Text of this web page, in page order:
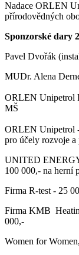
Nadace ORLEN
přírodovědných
Sponzorské dary
Pavel Dvořák
MUDr. Alena
ORLEN Unipetrol
MŠ
ORLEN Unipetrol
pro účely rozvoje
UNITED
100 000,- na herní
Firma R-test - 25
Firma KMB
000,-
Women for